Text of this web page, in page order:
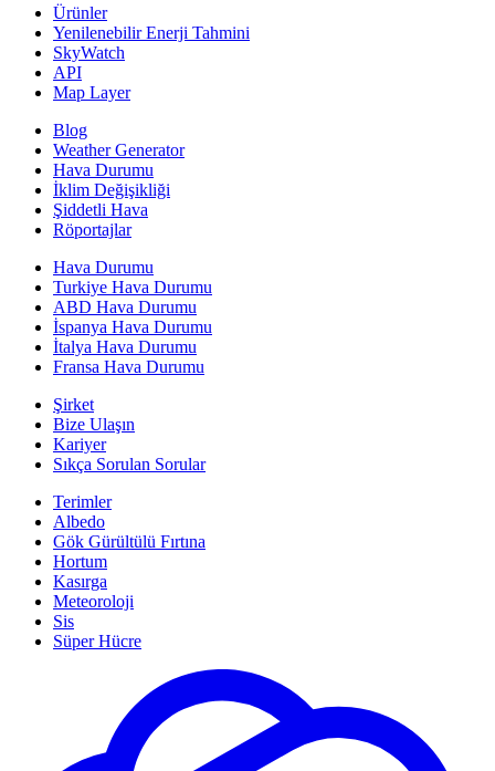
Ürünler
Yenilenebilir Enerji Tahmini
SkyWatch
API
Map Layer
Blog
Weather Generator
Hava Durumu
İklim Değişikliği
Şiddetli Hava
Röportajlar
Hava Durumu
Turkiye Hava Durumu
ABD Hava Durumu
İspanya Hava Durumu
İtalya Hava Durumu
Fransa Hava Durumu
Şirket
Bize Ulaşın
Kariyer
Sıkça Sorulan Sorular
Terimler
Albedo
Gök Gürültülü Fırtına
Hortum
Kasırga
Meteoroloji
Sis
Süper Hücre